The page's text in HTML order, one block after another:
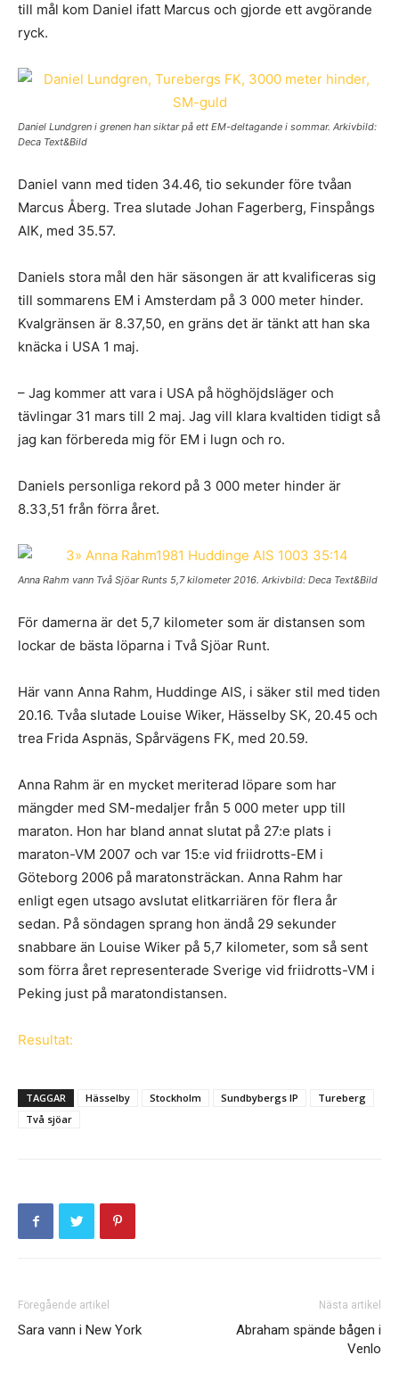
till mål kom Daniel ifatt Marcus och gjorde ett avgörande
ryck.
Daniel Lundgren i grenen han siktar på ett EM-deltagande i sommar. Arkivbild:
Deca Text&Bild
Daniel vann med tiden 34.46, tio sekunder före tvåan
Marcus Åberg. Trea slutade Johan Fagerberg, Finspångs
AIK, med 35.57.
Daniels stora mål den här säsongen är att kvalificeras sig
till sommarens EM i Amsterdam på 3 000 meter hinder.
Kvalgränsen är 8.37,50, en gräns det är tänkt att han ska
knäcka i USA 1 maj.
– Jag kommer att vara i USA på höghöjdsläger och
tävlingar 31 mars till 2 maj. Jag vill klara kvaltiden tidigt så
jag kan förbereda mig för EM i lugn och ro.
Daniels personliga rekord på 3 000 meter hinder är
8.33,51 från förra året.
Anna Rahm vann Två Sjöar Runts 5,7 kilometer 2016. Arkivbild: Deca Text&Bild
För damerna är det 5,7 kilometer som är distansen som
lockar de bästa löparna i Två Sjöar Runt.
Här vann Anna Rahm, Huddinge AIS, i säker stil med tiden
20.16. Tvåa slutade Louise Wiker, Hässelby SK, 20.45 och
trea Frida Aspnäs, Spårvägens FK, med 20.59.
Anna Rahm är en mycket meriterad löpare som har
mängder med SM-medaljer från 5 000 meter upp till
maraton. Hon har bland annat slutat på 27:e plats i
maraton-VM 2007 och var 15:e vid friidrotts-EM i
Göteborg 2006 på maratonsträckan. Anna Rahm har
enligt egen utsago avslutat elitkarriären för flera år
sedan. På söndagen sprang hon ändå 29 sekunder
snabbare än Louise Wiker på 5,7 kilometer, som så sent
som förra året representerade Sverige vid friidrotts-VM i
Peking just på maratondistansen.
Resultat:
TAGGAR Hässelby Stockholm Sundbybergs IP
Tureberg
Två sjöar
Föregående artikel
Sara vann i New York
Nästa artikel
Abraham spände bågen i
Venlo